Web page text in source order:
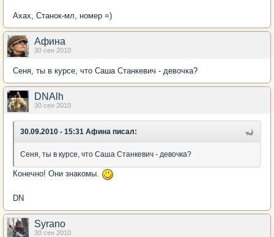
Ахах, Станок-мл, номер =)
Афина
30 сен 2010
Сеня, ты в курсе, что Саша Станкевич - девочка?
DNAlh
30 сен 2010
30.09.2010 - 15:31 Афина писал:
Сеня, ты в курсе, что Саша Станкевич - девочка?
Конечно! Они знакомы.
DN
Syrano
30 сен 2010